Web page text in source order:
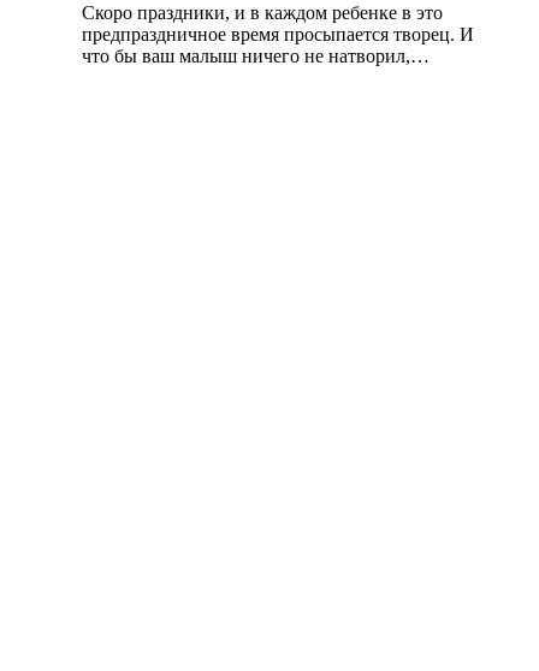
Скоро праздники, и в каждом ребенке в это
предпраздничное время просыпается творец. И
что бы ваш малыш ничего не натворил,…